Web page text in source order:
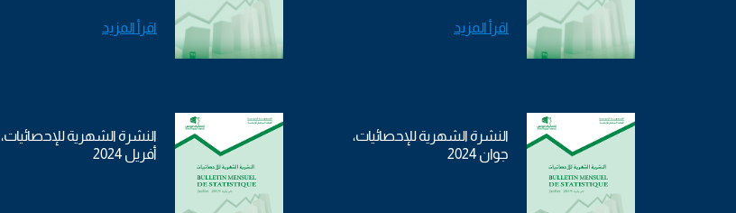
اقرأ المزيد اقرأ المزيد
النشرة الشهرية للإحصائيات،
جوان 2024
النشرة الشهرية للإحصائيات،
أفريل 2024